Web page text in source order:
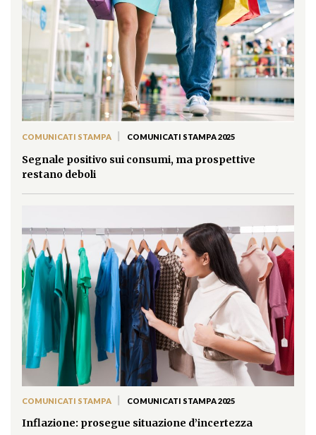
COMUNICATI STAMPA COMUNICATI STAMPA 2025
Segnale positivo sui consumi, ma prospettive
restano deboli
COMUNICATI STAMPA COMUNICATI STAMPA 2025
Inflazione: prosegue situazione d’incertezza